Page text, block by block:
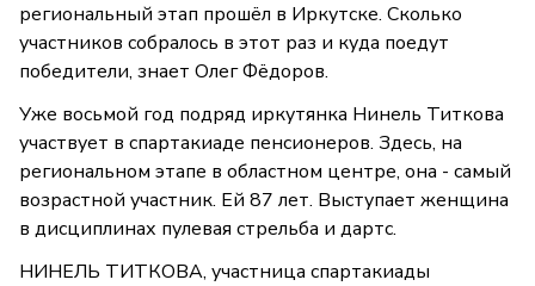
региональный этап прошёл в Иркутске. Сколько
участников собралось в этот раз и куда поедут
победители, знает Олег Фёдоров.
Уже восьмой год подряд иркутянка Нинель Титкова
участвует в спартакиаде пенсионеров. Здесь, на
региональном этапе в областном центре, она - самый
возрастной участник. Ей 87 лет. Выступает женщина
в дисциплинах пулевая стрельба и дартс.
НИНЕЛЬ ТИТКОВА, участница спартакиады